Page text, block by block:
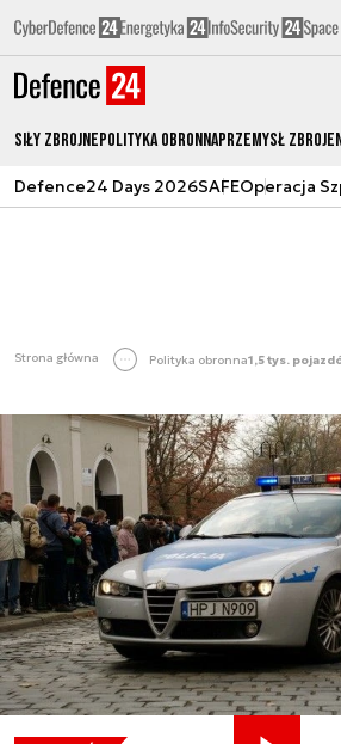
Siły zbrojnePolityka obronnaPrzemysł
Defence24 Days 2026SAFEOperacja
Strona główna Polityka obronna